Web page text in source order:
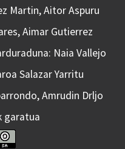
Martin, Aitor Aspuru
Aimar Gutierrez
Naia Vallejo
Salazar Yarritu
Amrudin Drljo
garatua